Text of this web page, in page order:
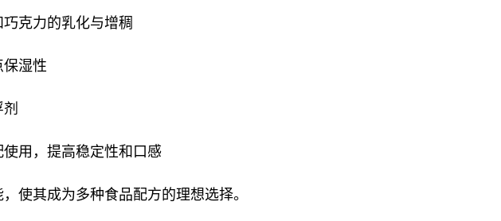
克力的乳化与增稠
湿性
用，提高稳定性和口感
使其成为多种食品配方的理想选择。